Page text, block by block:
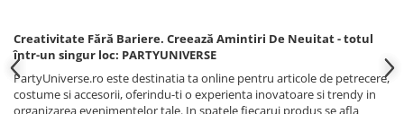
Creativitate Fără Bariere. Creează Amintiri De Neuitat - totul
într-un singur loc: PARTYUNIVERSE
PartyUniverse.ro este destinatia ta online pentru articole de petrecere,
costume si accesorii, oferindu-ti o experienta inovatoare si trendy in
organizarea evenimentelor tale. In spatele fiecarui produs se afla